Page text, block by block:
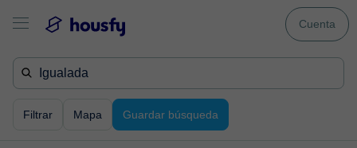
Cuenta
Filtrar Mapa Guardar búsqueda